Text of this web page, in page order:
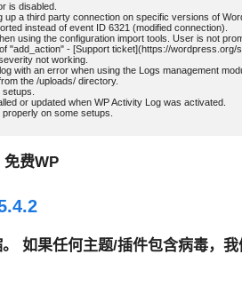
is disabled.
a third party connection on specific versions of
instead of event ID 6321 (modified connection).
using the configuration import tools. User is not
"add_action" - [Support ticket](https://
not working.
with an error when using the Logs management
the /uploads/ directory.
setups.
or updated when WP Activity Log was activated.
免费WP
如果任何主题/插件包含病毒，